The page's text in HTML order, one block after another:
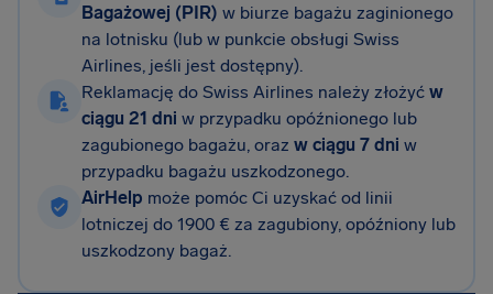
Bagażowej (PIR) w biurze bagażu zaginionego
na lotnisku (lub w punkcie obsługi Swiss
Airlines, jeśli jest dostępny).
Reklamację do Swiss Airlines należy złożyć w
ciągu 21 dni w przypadku opóźnionego lub
zagubionego bagażu, oraz w ciągu 7 dni w
przypadku bagażu uszkodzonego.
AirHelp może pomóc Ci uzyskać od linii
lotniczej do 1900 € za zagubiony, opóźniony lub
uszkodzony bagaż.